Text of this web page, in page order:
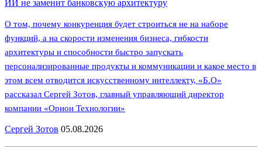
ИИ не заменит банковскую архитектуру
О том, почему конкуренция будет строиться не на наборе
функций, а на скорости изменения бизнеса, гибкости
архитектуры и способности быстро запускать
персонализированные продукты и коммуникации и какое место в
этом всем отводится искусственному интеллекту, «Б.О»
рассказал Сергей Зотов, главный управляющий директор
компании «Орион Технологии»
Сергей Зотов 05.08.2026